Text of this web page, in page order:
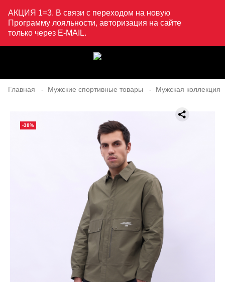
АКЦИЯ 1=3. В связи с переходом на новую
Программу лояльности, авторизация на сайте
только через E-MAIL.
Главная Мужские спортивные товары Мужская коллекция
-38%